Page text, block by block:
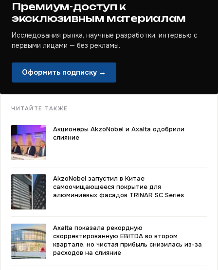
Премиум-доступ к
эксклюзивным материалам
Исследования рынка, научные разработки, интервью с
первыми лицами — без рекламы.
Оформить подписку →
ЧИТАЙТЕ ТАКЖЕ
Акционеры AkzoNobel и Axalta одобрили
слияние
AkzoNobel запустил в Китае
самоочищающееся покрытие для
алюминиевых фасадов TRINAR SC Series
Axalta показала рекордную
скорректированную EBITDA во втором
квартале, но чистая прибыль снизилась из-за
расходов на слияние